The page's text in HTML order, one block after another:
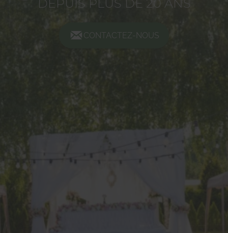
DEPUIS PLUS DE 20 ANS
CONTACTEZ-NOUS